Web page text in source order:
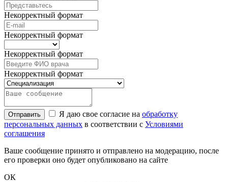
Некорректный формат
Некорректный формат
Некорректный формат
Некорректный формат
Отправить Я даю свое согласие на обработку
персональных данных в соответствии с Условиями
соглашения
Ваше сообщение принято и отправлено на модерацию, после
его проверки оно будет опубликовано на сайте
ОК